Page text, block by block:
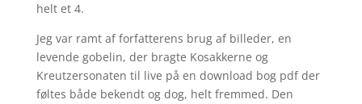
helt et 4.
Jeg var ramt af forfatterens brug af billeder, en
levende gobelin, der bragte Kosakkerne og
Kreutzersonaten til live på en download bog pdf der
føltes både bekendt og dog, helt fremmed. Den